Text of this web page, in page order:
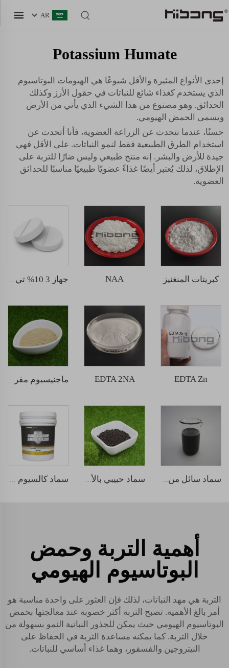
AR
Potassium Humate
إحدى الأنواع المثيرة والأقل شيوعًا هي الهيومات البوتاسيوم
الذي يستخدم كغذاء شائع للنباتات في حقول الأرز وكذلك
الحدائق. وهو مصنوع من هذا الشيء الذي يأتي من الأرض
ويسمى الحمض الهيومي.
حسنًا، عندما نتحدث عن الزراعة العضوية، فأنا أتحدث عن
استخدام الطرق الطبيعية فقط لنمو النباتات. على الأقل فهي
جيدة للأرض والبشر. إنه منتج طبيعي وليس ضارًا للتربة على
الإطلاق، لذلك يُعتبر أيضًا غذاءً عضويًا طبيعيًا مناسبًا للحدائق
العضوية.
كبريتات المنغنيز NAA جهاز 3 10% تي بي 10 جرام أقراص
EDTA Zn
EDTA 2NA
سماد سائل من الحمض الهيومي سماد حبيبي بالأحماض الهيوميك سماد كالسيوم بورون عضوي سائل من الأعشاب البحرية
أهمية التربة وحمض
البوتاسيوم الهيومي
التربة هي مهد النباتات، لذلك فإن العثور على واحدة مناسبة هو
أمر بالغ الأهمية. تصبح التربة أكثر خصوبة عند معالجتها بحمض
البوتاسيوم الهيومي حيث يمكن للجذور النباتية النمو بسهولة من
خلال التربة. كما يمكنه مساعدة التربة في الحفاظ على
النيتروجين والفسفور، وهما غذاء أساسي للنباتات.